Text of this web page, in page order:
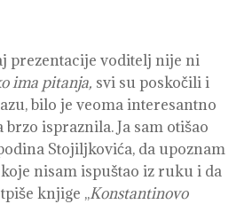
prezentacije voditelj nije ni
ima pitanja, svi su poskočili i
bilo je veoma interesantno
ispraznila. Ja sam otišao
Stojiljkovića, da upoznam
nisam ispuštao iz ruku i da
knjige ,,Konstantinovo